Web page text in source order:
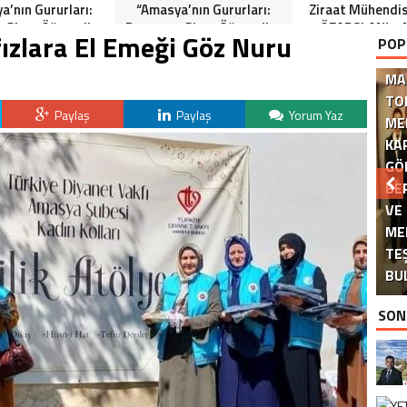
Gururları:
Öğrenciler
Tören”
“Amasya’nın Gururları:
Dereceye Giren Öğrenciler
İçin Anlamlı Tören”
Ziraat
Kandili
El Emeği Göz Nuru
Paylaş Paylaş Yorum Yaz
VE